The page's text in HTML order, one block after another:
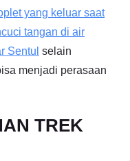
yang keluar saat
tangan di air
Sentul selain
menjadi perasaan
TREK